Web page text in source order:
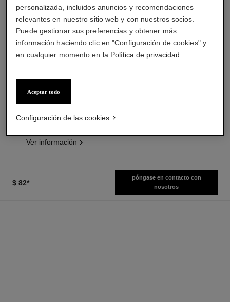
Alisa – Activa la Luminosidad –
Afina los Poros
Ref. 140895
desde
Ver información
$ 82*
póngase en contacto con
nosotros
personalizada, incluidos anuncios y recomendaciones
relevantes en nuestro sitio web y con nuestros socios.
Puede gestionar sus preferencias y obtener más
información haciendo clic en "Configuración de cookies" y
en cualquier momento en la Política de privacidad
Aceptar todo
Configuración de las cookies